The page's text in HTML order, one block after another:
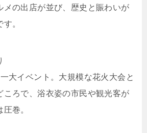
メの出店が並び、歴史と賑わいが
。
大イベント。大規模な花火大会と
ころで、浴衣姿の市民や観光客が
巻。